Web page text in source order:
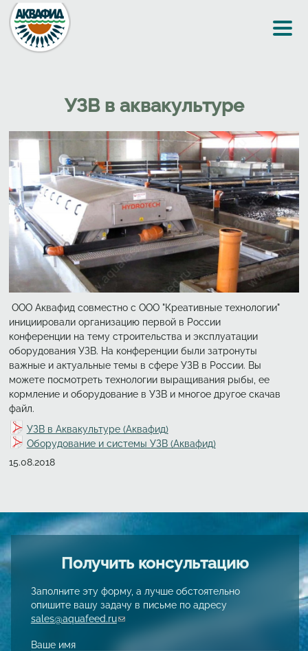
Перейти к основному содержанию
УЗВ в аквакультуре
ООО Аквафид совместно с ООО "Креативные технологии"
инициировали организацию первой в России
конференции на тему строительства и эксплуатации
оборудования УЗВ. На конференции были затронуты
важные и актуальные темы в сфере УЗВ в России. Вы
можете посмотреть технологии выращивания рыбы, ее
кормление и оборудование в УЗВ и многое другое скачав
файл.
УЗВ в Аквакультуре (Аквафид)
Оборудование и системы УЗВ (Аквафид)
Создано
15.08.2018
Получить консультацию
Заполните эту форму, а лучше обстоятельно
опишите вашу задачу в письме по адресу
sales@aquafeed.ru(link sends e-mail)
Ваше имя